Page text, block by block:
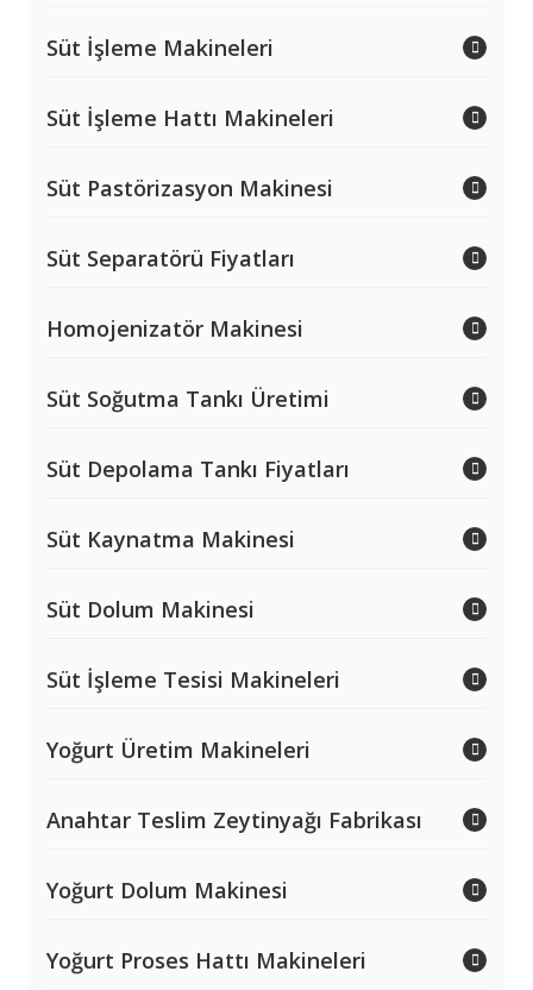
Süt İşleme Makineleri
Süt İşleme Hattı Makineleri
Süt Pastörizasyon Makinesi
Süt Separatörü Fiyatları
Homojenizatör Makinesi
Süt Soğutma Tankı Üretimi
Süt Depolama Tankı Fiyatları
Süt Kaynatma Makinesi
Süt Dolum Makinesi
Süt İşleme Tesisi Makineleri
Yoğurt Üretim Makineleri
Anahtar Teslim Zeytinyağı Fabrikası
Yoğurt Dolum Makinesi
Yoğurt Proses Hattı Makineleri